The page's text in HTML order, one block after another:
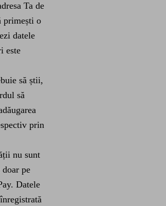
Ta de
primești o
datele
este
să știi,
să
prin
nu sunt
doar pe
Datele